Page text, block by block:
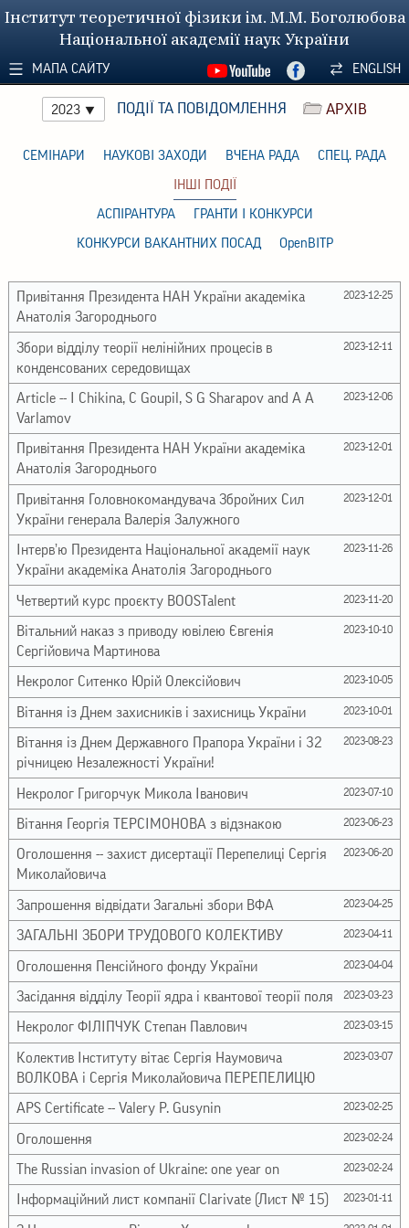
Інститут теоретичної фізики ім. М.М. Боголюбова
Національної академії наук України
МАПА САЙТУ ENGLISH
2023 ПОДІЇ ТА ПОВІДОМЛЕННЯ АРХІВ
СЕМІНАРИ НАУКОВІ ЗАХОДИ ВЧЕНА РАДА СПЕЦ. РАДА
ІНШІ ПОДІЇ
АСПІРАНТУРА ГРАНТИ І КОНКУРСИ
КОНКУРСИ ВАКАНТНИХ ПОСАД OpenBITP
2023-12-25
Привітання Президента НАН України академіка
Анатолія Загороднього
2023-12-11
Збори відділу теорії нелінійних процесів в
конденсованих середовищах
2023-12-06
Article -- I Chikina, C Goupil, S G Sharapov and A A
Varlamov
2023-12-01
Привітання Президента НАН України академіка
Анатолія Загороднього
2023-12-01
Привітання Головнокомандувача Збройних Сил
України генерала Валерія Залужного
2023-11-26
Інтервʼю Президента Національної академії наук
України академіка Анатолія Загороднього
2023-11-20
Четвертий курс проєкту BOOSTalent
2023-10-10
Вітальний наказ з приводу ювілею Євгенія
Сергійовича Мартинова
2023-10-05
Некролог Ситенко Юрій Олексійович
2023-10-01
Вітання із Днем захисників і захисниць України
2023-08-23
Вітання із Днем Державного Прапора України і 32
річницею Незалежності України!
2023-07-10
Некролог Григорчук Микола Іванович
2023-06-23
Вітання Георгія ТЕРСІМОНОВА з відзнакою
2023-06-20
Оголошення -- захист дисертації Перепелиці Сергія
Миколайовича
2023-04-25
Запрошення відвідати Загальні збори ВФА
2023-04-11
ЗАГАЛЬНІ ЗБОРИ ТРУДОВОГО КОЛЕКТИВУ
2023-04-04
Оголошення Пенсійного фонду України
2023-03-23
Засідання відділу Теорії ядра і квантової теорії поля
2023-03-15
Некролог ФІЛІПЧУК Степан Павлович
2023-03-07
Колектив Інституту вітає Сергія Наумовича
ВОЛКОВА і Сергія Миколайовича ПЕРЕПЕЛИЦЮ
2023-02-25
APS Certificate -- Valery P. Gusynin
2023-02-24
Оголошення
2023-02-24
The Russian invasion of Ukraine: one year on
2023-01-11
Інформаційний лист компанії Clarivate (Лист № 15)